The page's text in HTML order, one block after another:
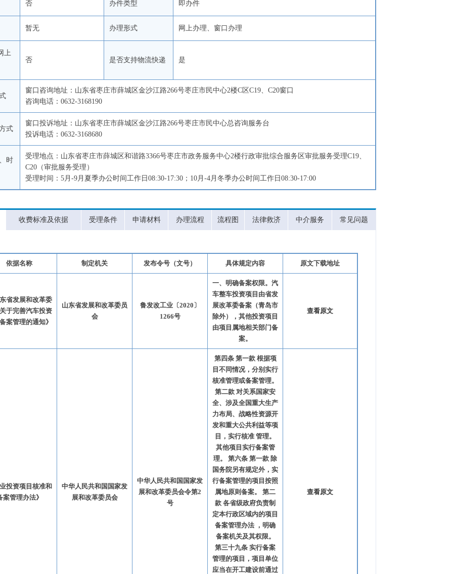
否 办件类型 即办件
暂无 办理形式 网上办理、窗口办理
上
否
是否支持物流快递 是
窗口咨询地址：山东省枣庄市薛城区金沙江路266号枣庄市民中心2楼C区C19、C20窗口
咨询电话：0632-3168190
式
窗口投诉地址：山东省枣庄市薛城区金沙江路266号枣庄市民中心总咨询服务台
投诉电话：0632-3168680
时
受理地点：山东省枣庄市薛城区和谐路3366号枣庄市政务服务中心2楼行政审批综合服务区审批服务受理C19、
C20（审批服务受理）
受理时间：5月-9月夏季办公时间工作日08:30-17:30；10月-4月冬季办公时间工作日08:30-17:00
收费标准及依据 受理条件 申请材料 办理流程 流程图 法律救济 中介服务 常见问题
依据名称 制定机关 发布令号（文号） 具体规定内容 原文下载地址
省发展和改革委
于完善汽车投资
案管理的通知》
山东省发展和改革委员
会
鲁发改工业〔2020〕
1266号
一、明确备案权限。汽
车整车投资项目由省发
展改革委备案（青岛市
除外），其他投资项目
由项目属地相关部门备
案。
查看原文
投资项目核准和
案管理办法》
中华人民共和国国家发
展和改革委员会
中华人民共和国国家发
展和改革委员会令第2
号
第四条 第一款 根据项
目不同情况，分别实行
核准管理或备案管理。
第二款 对关系国家安
全、涉及全国重大生产
力布局、战略性资源开
发和重大公共利益等项
目，实行核准 管理。
其他项目实行备案管
理。 第六条 第一款 除
国务院另有规定外，实
行备案管理的项目按照
属地原则备案。 第二
款 各省级政府负责制
定本行政区域内的项目
备案管理办法 ，明确
备案机关及其权限。
第三十九条 实行备案
管理的项目，项目单位
应当在开工建设前通过
查看原文